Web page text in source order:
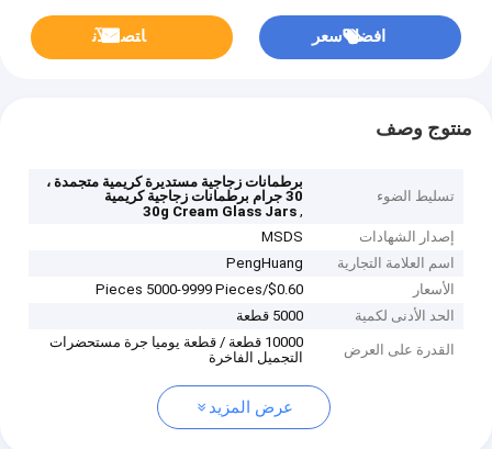
افضل سعر ﺎﺘﺼﻟ ﺍﻶﻧ
منتوج وصف
تسليط الضوء
برطمانات زجاجية مستديرة كريمية متجمدة ،
30 جرام برطمانات زجاجية كريمية
,
30g Cream Glass Jars
إصدار الشهادات
MSDS
اسم العلامة التجارية
PengHuang
الأسعار
$0.60/Pieces 5000-9999 Pieces
الحد الأدنى لكمية
5000 قطعة
القدرة على العرض
10000 قطعة / قطعة يوميا جرة مستحضرات
التجميل الفاخرة
عرض المزيد